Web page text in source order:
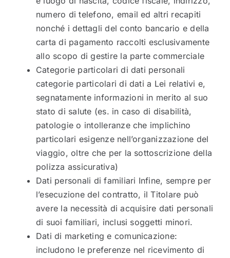
numero di telefono, email ed altri recapiti
nonché i dettagli del conto bancario e della
carta di pagamento raccolti esclusivamente
allo scopo di gestire la parte commerciale
Categorie particolari di dati personali
categorie particolari di dati a Lei relativi e,
segnatamente informazioni in merito al suo
stato di salute (es. in caso di disabilità,
patologie o intolleranze che implichino
particolari esigenze nell’organizzazione del
viaggio, oltre che per la sottoscrizione della
polizza assicurativa)
Dati personali di familiari Infine, sempre per
l’esecuzione del contratto, il Titolare può
avere la necessità di acquisire dati personali
di suoi familiari, inclusi soggetti minori.
Dati di marketing e comunicazione:
includono le preferenze nel ricevimento di